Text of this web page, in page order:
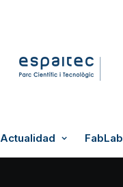
Actualidad FabLab